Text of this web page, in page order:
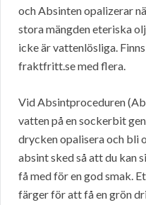
och Absinten opalizerar
stora mängden eteriska
icke är vattenlösliga.
fraktfritt.se med flera.
Vid Absintproceduren
vatten på en sockerbit
drycken opalisera och bli
absint sked så att du kan
få med för en god smak.
färger för att få en grön